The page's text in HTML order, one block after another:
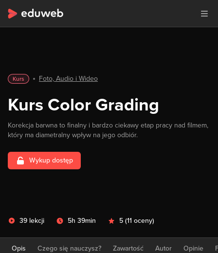
Kurs Foto, Audio i Wideo
Kurs Color Grading
Korekcja barwna to finalny i bardzo ciekawy etap pracy nad filmem,
który ma diametralny wpływ na jego odbiór.
Wykup dostęp
39 lekcji 5h 39min 5 (11 oceny)
Opis Czego się nauczysz? Zawartość Autor Opinie